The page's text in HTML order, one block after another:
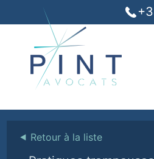
⯇ Retour à la liste